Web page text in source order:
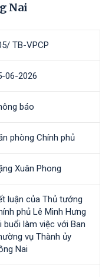
Nai
TB-VPCP
06-2026
báo
phòng Chính phủ
Xuân Phong
luận của Thủ tướng
phủ Lê Minh Hưng
buổi làm việc với Ban
vụ Thành ủy
Nai